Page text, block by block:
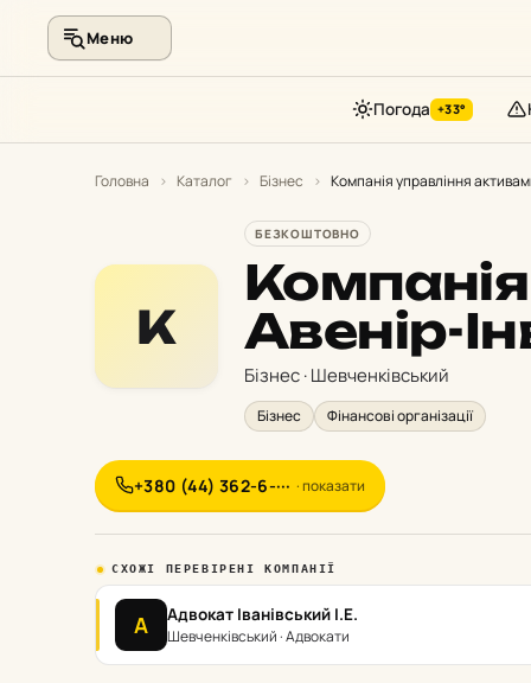
Меню
Погода +33°
Головна › Каталог › Бізнес › Компанія управління
К
БЕЗКОШТОВНО
Авенір-
Бізнес · Шевченківський
Бізнес Фінансові організації
+380 (44) 362-6-··· · показати
СХОЖІ ПЕРЕВІРЕНІ КОМПАНІЇ
А Адвокат Іванівський І.Е.
Шевченківський · Адвокати